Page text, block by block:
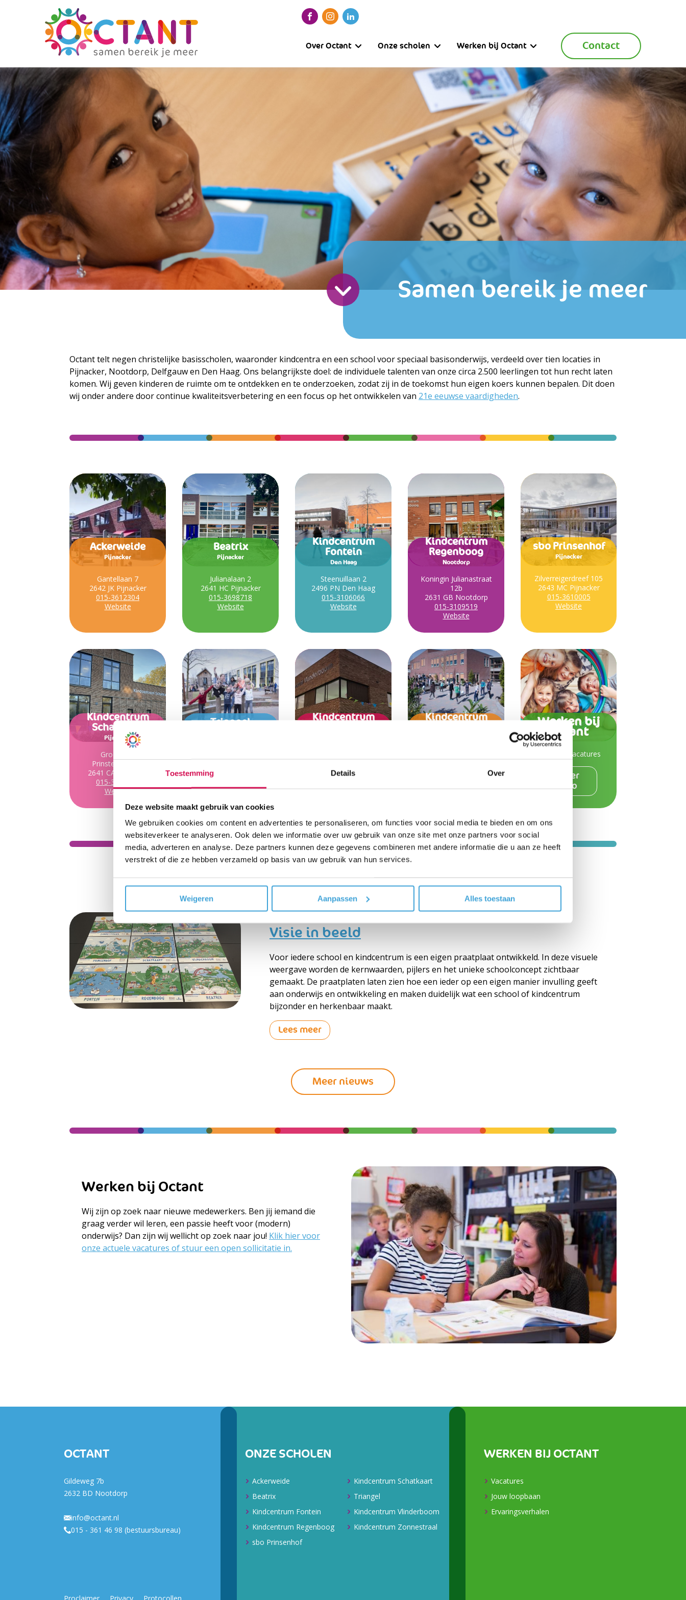
Toestemming Details Over
Deze website maakt gebruik van cookies
We gebruiken cookies om content en advertenties te personaliseren, om functies voor social media te bieden en om ons
websiteverkeer te analyseren. Ook delen we informatie over uw gebruik van onze site met onze partners voor social
media, adverteren en analyse. Deze partners kunnen deze gegevens combineren met andere informatie die u aan ze heeft
verstrekt of die ze hebben verzameld op basis van uw gebruik van hun services.
Weigeren Aanpassen Alles toestaan
Over Octant Onze scholen Werken bij Octant Contact
Samen bereik je meer
Octant telt negen christelijke basisscholen, waaronder kindcentra en een school voor speciaal basisonderwijs, verdeeld over tien locaties in
Pijnacker, Nootdorp, Delfgauw en Den Haag. Ons belangrijkste doel: de individuele talenten van onze circa 2.500 leerlingen tot hun recht laten
komen. Wij geven kinderen de ruimte om te ontdekken en te onderzoeken, zodat zij in de toekomst hun eigen koers kunnen bepalen. Dit doen
wij onder andere door continue kwaliteitsverbetering en een focus op het ontwikkelen van 21e eeuwse vaardigheden.
Ackerweide
Pijnacker
Gantellaan 7
2642 JK Pijnacker
015-3612304
Website
Beatrix
Pijnacker
Julianalaan 2
2641 HC Pijnacker
015-3698718
Website
Kindcentrum
Fontein
Den Haag
Steenuillaan 2
2496 PN Den Haag
015-3106066
Website
Kindcentrum
Regenboog
Nootdorp
Koningin Julianastraat
12b
2631 GB Nootdorp
015-3109519
Website
sbo Prinsenhof
Pijnacker
Zilverreigerdreef 105
2643 MC Pijnacker
015-3610005
Website
Kindcentrum
Schatkaart
Pijnacker
Groen van
Prinstererlaan 5
2641 CA Pijnacker
015-3692183
Website
Triangel
015-2562963
Kindcentrum
015-3694106
Kindcentrum
Werken bij
Octant
Bekijk de vacatures
Meer
info
Nieuws
Visie in beeld
Voor iedere school en kindcentrum is een eigen praatplaat ontwikkeld. In deze visuele
weergave worden de kernwaarden, pijlers en het unieke schoolconcept zichtbaar
gemaakt. De praatplaten laten zien hoe een ieder op een eigen manier invulling geeft
aan onderwijs en ontwikkeling en maken duidelijk wat een school of kindcentrum
bijzonder en herkenbaar maakt.
Lees meer
Meer nieuws
Werken bij Octant
Wij zijn op zoek naar nieuwe medewerkers. Ben jij iemand die
graag verder wil leren, een passie heeft voor (modern)
onderwijs? Dan zijn wij wellicht op zoek naar jou! Klik hier voor
onze actuele vacatures of stuur een open sollicitatie in.
OCTANT
Gildeweg 7b
2632 BD Nootdorp
info@octant.nl
015 - 361 46 98 (bestuursbureau)
ONZE SCHOLEN
Ackerweide
Beatrix
Kindcentrum Fontein
Kindcentrum Regenboog
sbo Prinsenhof
Kindcentrum Schatkaart
Triangel
Kindcentrum Vlinderboom
Kindcentrum Zonnestraal
WERKEN BIJ OCTANT
Vacatures
Jouw loopbaan
Ervaringsverhalen